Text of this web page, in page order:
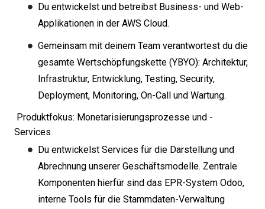
Du entwickelst und betreibst Business- und Web-
Applikationen in der AWS Cloud.
Gemeinsam mit deinem Team verantwortest du die
gesamte Wertschöpfungskette (YBYO): Architektur,
Infrastruktur, Entwicklung, Testing, Security,
Deployment, Monitoring, On-Call und Wartung.
Produktfokus: Monetarisierungsprozesse und -
Services
Du entwickelst Services für die Darstellung und
Abrechnung unserer Geschäftsmodelle. Zentrale
Komponenten hierfür sind das EPR-System Odoo,
interne Tools für die Stammdaten-Verwaltung